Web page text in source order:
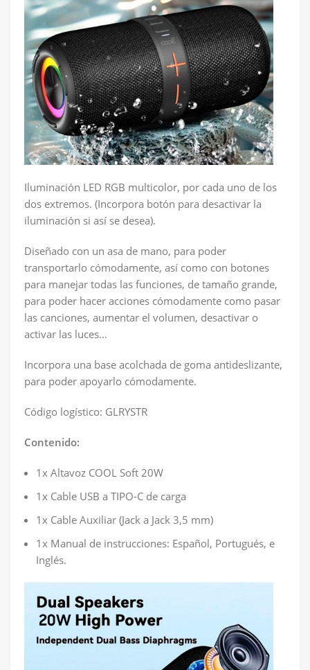
Iluminación LED RGB multicolor, por cada uno de los
dos extremos. (Incorpora botón para desactivar la
iluminación si así se desea).
Diseñado con un asa de mano, para poder
transportarlo cómodamente, así como con botones
para manejar todas las funciones, de tamaño grande,
para poder hacer acciones cómodamente como pasar
las canciones, aumentar el volumen, desactivar o
activar las luces…
Incorpora una base acolchada de goma antideslizante,
para poder apoyarlo cómodamente.
Código logístico: GLRYSTR
Contenido:
1x Altavoz COOL Soft 20W
1x Cable USB a TIPO-C de carga
1x Cable Auxiliar (Jack a Jack 3,5 mm)
1x Manual de instrucciones: Español, Portugués, e
Inglés.